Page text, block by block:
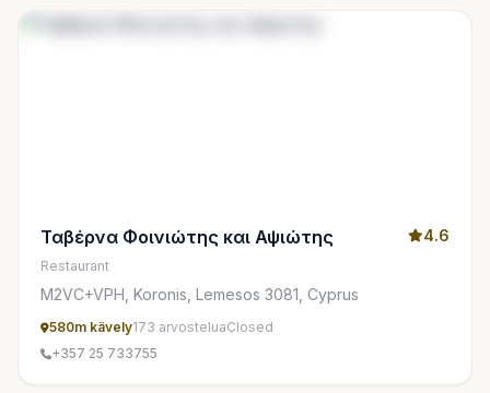
Ταβέρνα Φοινιώτης και Αψιώτης 4.6
Restaurant
M2VC+VPH, Koronis, Lemesos 3081, Cyprus
580m kävely173 arvosteluaClosed
+357 25 733755